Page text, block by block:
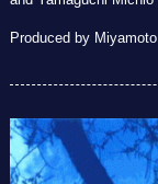
Produced by